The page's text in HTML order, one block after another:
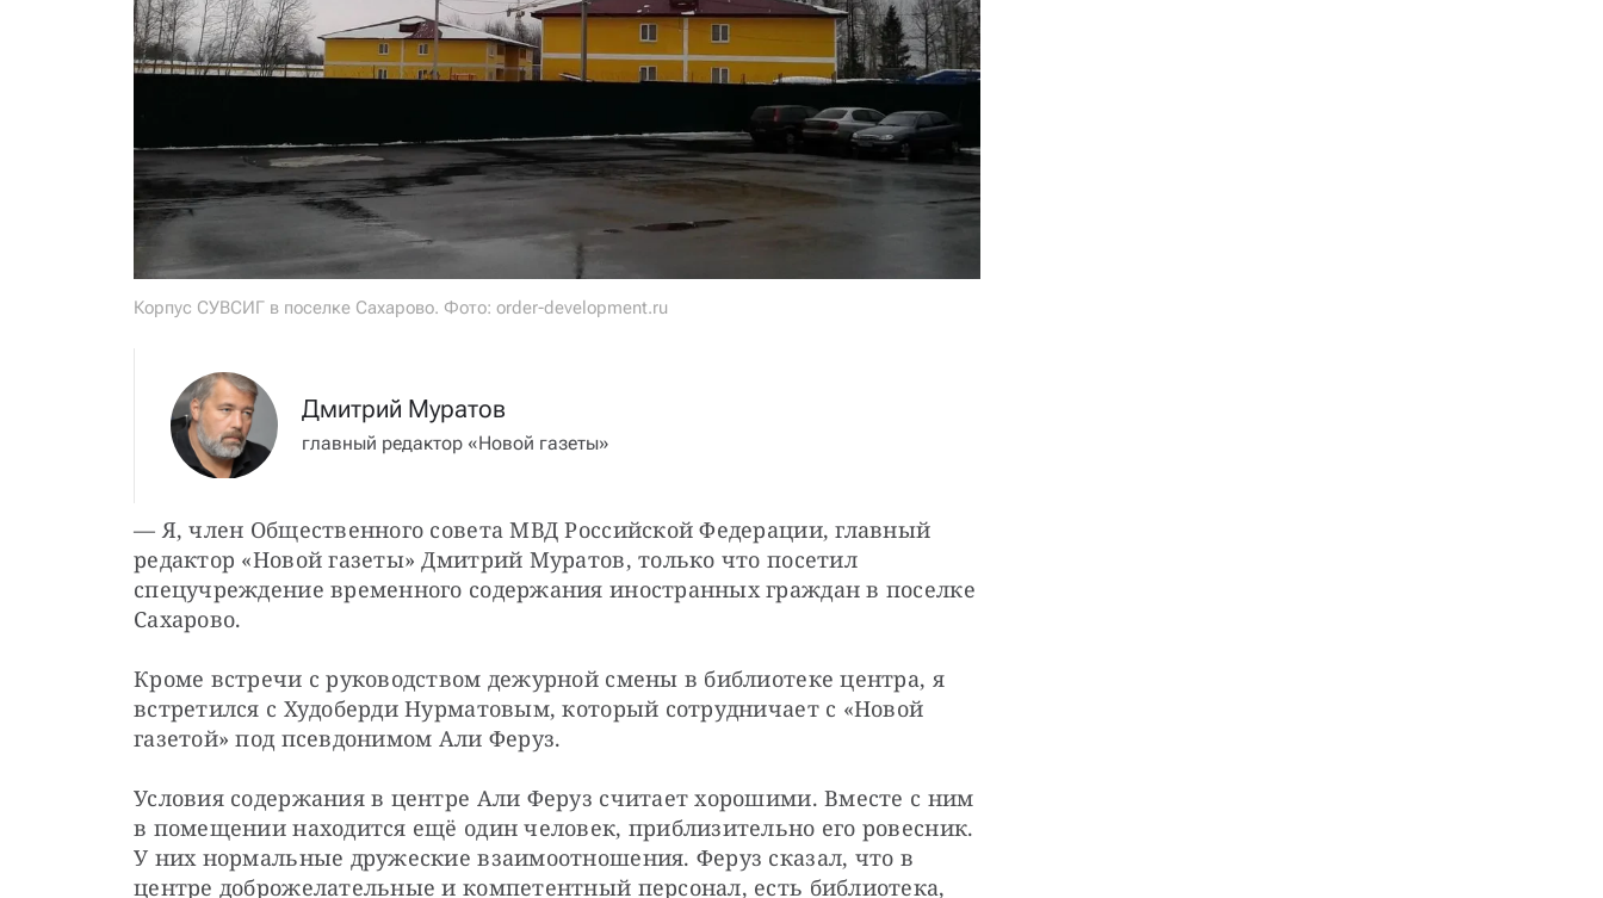
Корпус СУВСИГ в поселке Сахарово. Фото: order-development.ru
Дмитрий Муратов
главный редактор «Новой газеты»
— Я, член Общественного совета МВД Российской Федерации, главный
редактор «Новой газеты» Дмитрий Муратов, только что посетил
спецучреждение временного содержания иностранных граждан в поселке
Сахарово.
Кроме встречи с руководством дежурной смены в библиотеке центра, я
встретился с Худоберди Нурматовым, который сотрудничает с «Новой
газетой» под псевдонимом Али Феруз.
Условия содержания в центре Али Феруз считает хорошими. Вместе с ним
в помещении находится ещё один человек, приблизительно его ровесник.
У них нормальные дружеские взаимоотношения. Феруз сказал, что в
центре доброжелательные и компетентный персонал, есть библиотека,